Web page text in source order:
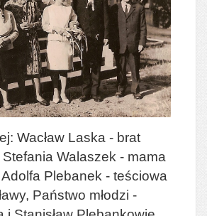
Wacław Laska - brat
Stefania Walaszek - mama
Adolfa Plebanek - teściowa
Państwo młodzi -